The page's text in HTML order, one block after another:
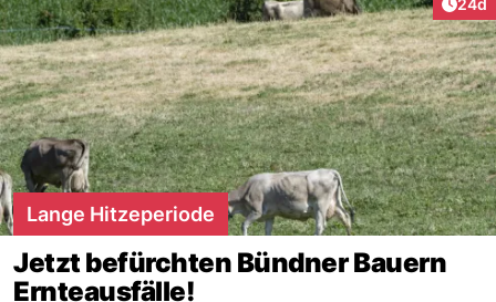
24d
Lange Hitzeperiode
Jetzt befürchten Bündner Bauern
Ernteausfälle!